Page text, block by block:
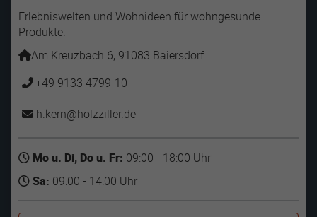
Erlebniswelten und Wohnideen für wohngesunde
Produkte.
Am Kreuzbach 6, 91083 Baiersdorf
+49 9133 4799-10
h.kern holzziller de
Mo u. Di, Do u. Fr: 09:00 - 18:00 Uhr
Sa: 09:00 - 14:00 Uhr